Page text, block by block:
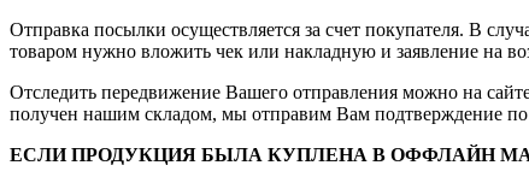
Отправка посылки осуществляется за счет покупателя. В
товаром нужно вложить чек или накладную и заявление на
Отследить передвижение Вашего отправления можно на
получен нашим складом, мы отправим Вам подтверждение
ЕСЛИ ПРОДУКЦИЯ БЫЛА КУПЛЕНА В ОФФЛАЙН